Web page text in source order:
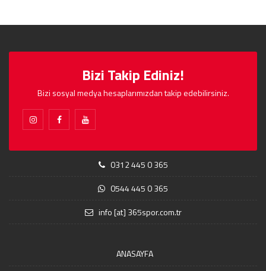
Bizi Takip Ediniz!
Bizi sosyal medya hesaplarımızdan takip edebilirsiniz.
0312 445 0 365
0544 445 0 365
info [at] 365spor.com.tr
ANASAYFA